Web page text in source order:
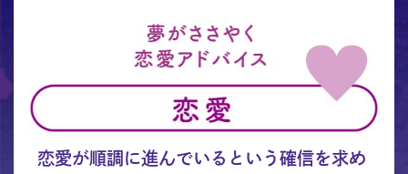
恋愛が順調に進んでいるという確信を求め